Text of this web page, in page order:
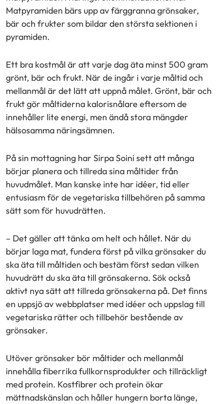
Matpyramiden bärs upp av färggranna grönsaker,
bär och frukter som bildar den största sektionen i
pyramiden.
Ett bra kostmål är att varje dag äta minst 500 gram
grönt, bär och frukt. När de ingår i varje måltid och
mellanmål är det lätt att uppnå målet. Grönt, bär och
frukt gör måltiderna kalorisnålare eftersom de
innehåller lite energi, men ändå stora mängder
hälsosamma näringsämnen.
På sin mottagning har Sirpa Soini sett att många
börjar planera och tillreda sina måltider från
huvudmålet. Man kanske inte har idéer, tid eller
entusiasm för de vegetariska tillbehören på samma
sätt som för huvudrätten.
– Det gäller att tänka om helt och hållet. När du
börjar laga mat, fundera först på vilka grönsaker du
ska äta till måltiden och bestäm först sedan vilken
huvudrätt du ska äta till grönsakerna. Sök också
aktivt nya sätt att tillreda grönsakerna på. Det finns
en uppsjö av webbplatser med idéer och uppslag till
vegetariska rätter och tillbehör bestående av
grönsaker.
Utöver grönsaker bör måltider och mellanmål
innehålla fiberrika fullkornsprodukter och tillräckligt
med protein. Kostfibrer och protein ökar
mättnadskänslan och håller hungern borta länge,